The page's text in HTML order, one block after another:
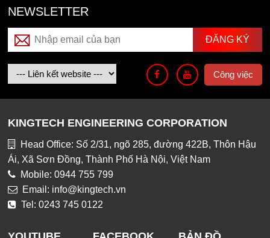
NEWSLETTER
Công việc
KINGTECH ENGINEERING CORPORATION
Head Office: Số 2/31, ngõ 285, đường 422B, Thôn Hậu
Ái, Xã Sơn Đồng, Thành Phố Hà Nội, Việt Nam
Mobile: 0944 755 799
Email: info@kingtech.vn
Tel: 0243 745 0122